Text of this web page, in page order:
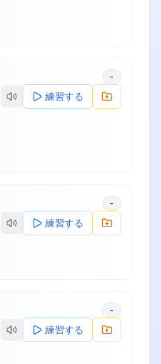
-
練習する
-
練習する
-
練習する